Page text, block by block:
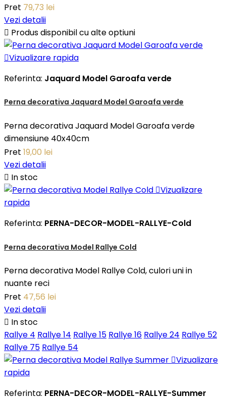
Pret 79,73 lei
Vezi detalii
 Produs disponibil cu alte optiuni
Vizualizare rapida
Referinta: Jaquard Model Garoafa verde
Perna decorativa Jaquard Model Garoafa verde
Perna decorativa Jaquard Model Garoafa verde
dimensiune 40x40cm
Pret 19,00 lei
Vezi detalii
 In stoc
Vizualizare
rapida
Referinta: PERNA-DECOR-MODEL-RALLYE-Cold
Perna decorativa Model Rallye Cold
Perna decorativa Model Rallye Cold, culori uni in
nuante reci
Pret 47,56 lei
Vezi detalii
 In stoc
Rallye 4 Rallye 14 Rallye 15 Rallye 16 Rallye 24 Rallye 52
Rallye 75 Rallye 54
Vizualizare
rapida
Referinta: PERNA-DECOR-MODEL-RALLYE-Summer